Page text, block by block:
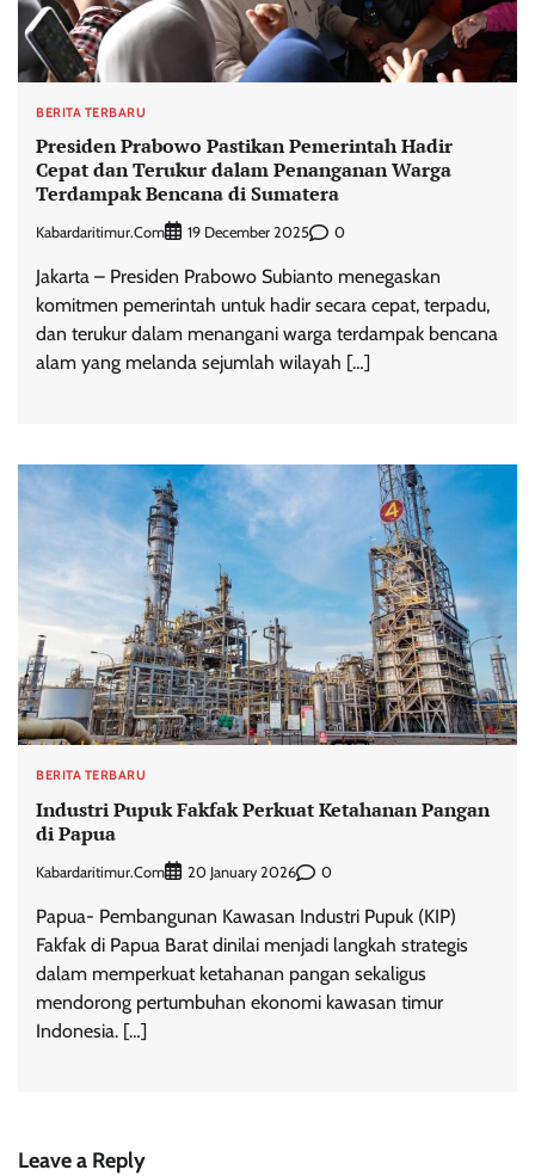
BERITA TERBARU
Presiden Prabowo Pastikan Pemerintah Hadir
Cepat dan Terukur dalam Penanganan Warga
Terdampak Bencana di Sumatera
Kabardaritimur.com 19 December 2025 0
Jakarta – Presiden Prabowo Subianto menegaskan
komitmen pemerintah untuk hadir secara cepat, terpadu,
dan terukur dalam menangani warga terdampak bencana
alam yang melanda sejumlah wilayah […]
BERITA TERBARU
Industri Pupuk Fakfak Perkuat Ketahanan Pangan
di Papua
Kabardaritimur.com 20 January 2026 0
Papua- Pembangunan Kawasan Industri Pupuk (KIP)
Fakfak di Papua Barat dinilai menjadi langkah strategis
dalam memperkuat ketahanan pangan sekaligus
mendorong pertumbuhan ekonomi kawasan timur
Indonesia. […]
Leave a Reply